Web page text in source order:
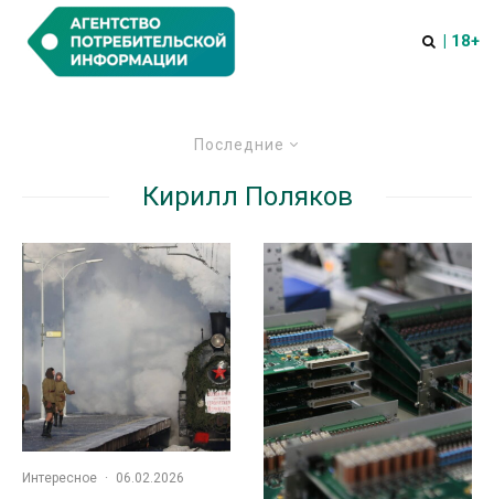
| 18+
Последние
Кирилл Поляков
Интересное · 06.02.2026